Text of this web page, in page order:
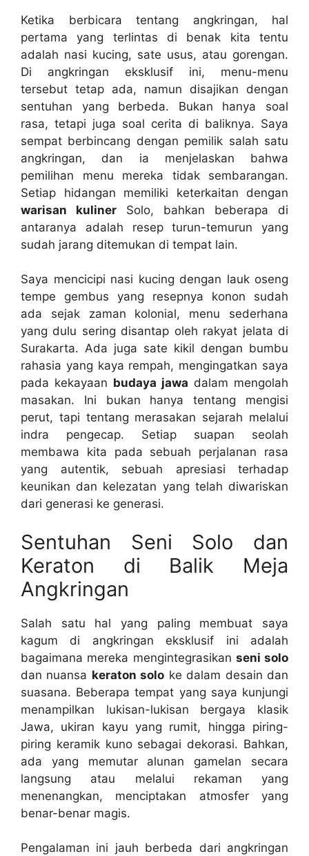
Ketika berbicara tentang angkringan, hal
pertama yang terlintas di benak kita tentu
adalah nasi kucing, sate usus, atau gorengan.
Di angkringan eksklusif ini, menu-menu
tersebut tetap ada, namun disajikan dengan
sentuhan yang berbeda. Bukan hanya soal
rasa, tetapi juga soal cerita di baliknya. Saya
sempat berbincang dengan pemilik salah satu
angkringan, dan ia menjelaskan bahwa
pemilihan menu mereka tidak sembarangan.
Setiap hidangan memiliki keterkaitan dengan
warisan kuliner Solo, bahkan beberapa di
antaranya adalah resep turun-temurun yang
sudah jarang ditemukan di tempat lain.
Saya mencicipi nasi kucing dengan lauk oseng
tempe gembus yang resepnya konon sudah
ada sejak zaman kolonial, menu sederhana
yang dulu sering disantap oleh rakyat jelata di
Surakarta. Ada juga sate kikil dengan bumbu
rahasia yang kaya rempah, mengingatkan saya
pada kekayaan budaya jawa dalam mengolah
masakan. Ini bukan hanya tentang mengisi
perut, tapi tentang merasakan sejarah melalui
indra pengecap. Setiap suapan seolah
membawa kita pada sebuah perjalanan rasa
yang autentik, sebuah apresiasi terhadap
keunikan dan kelezatan yang telah diwariskan
dari generasi ke generasi.
Sentuhan Seni Solo dan
Keraton di Balik Meja
Angkringan
Salah satu hal yang paling membuat saya
kagum di angkringan eksklusif ini adalah
bagaimana mereka mengintegrasikan seni solo
dan nuansa keraton solo ke dalam desain dan
suasana. Beberapa tempat yang saya kunjungi
menampilkan lukisan-lukisan bergaya klasik
Jawa, ukiran kayu yang rumit, hingga piring-
piring keramik kuno sebagai dekorasi. Bahkan,
ada yang memutar alunan gamelan secara
langsung atau melalui rekaman yang
menenangkan, menciptakan atmosfer yang
benar-benar magis.
Pengalaman ini jauh berbeda dari angkringan